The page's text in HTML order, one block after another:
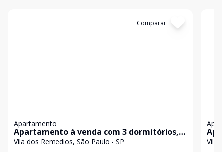
Comparar
Apartamento
Apartamento à venda com 3 dormitórios, 2
vagas de garagem em excelente
Vila dos Remedios, São Paulo - SP
em
Vila